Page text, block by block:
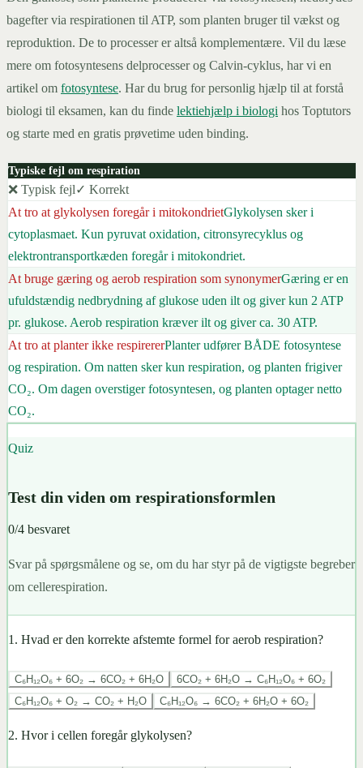
bagefter via respirationen til ATP, som planten bruger til vækst og
reproduktion. De to processer er altså komplementære. Vil du læse
mere om fotosyntesens delprocesser og Calvin-cyklus, har vi en
artikel om fotosyntese. Har du brug for personlig hjælp til at forstå
biologi til eksamen, kan du finde lektiehjælp i biologi hos Toptutors
og starte med en gratis prøvetime uden binding.
Typiske fejl om respiration
❌ Typisk fejl✓ Korrekt
At tro at glykolysen foregår i mitokondrietGlykolysen sker i
cytoplasmaet. Kun pyruvat oxidation, citronsyrecyklus og
elektrontransportkæden foregår i mitokondriet.
At bruge gæring og aerob respiration som synonymerGæring er en
ufuldstændig nedbrydning af glukose uden ilt og giver kun 2 ATP
pr. glukose. Aerob respiration kræver ilt og giver ca. 30 ATP.
At tro at planter ikke respirererPlanter udfører BÅDE fotosyntese
og respiration. Om natten sker kun respiration, og planten frigiver
CO₂. Om dagen overstiger fotosyntesen, og planten optager netto
CO₂.
Quiz
Test din viden om respirationsformlen
0/4 besvaret
Svar på spørgsmålene og se, om du har styr på de vigtigste begreber
om cellerespiration.
1 . Hvad er den korrekte afstemte formel for aerob respiration?
C₆H₁₂O₆ + 6O₂ → 6CO₂ + 6H₂O
6CO₂ + 6H₂O → C₆H₁₂O₆ + 6O₂
C₆H₁₂O₆ + O₂ → CO₂ + H₂O
C₆H₁₂O₆ → 6CO₂ + 6H₂O + 6O₂
2. Hvor i cellen foregår glykolysen?